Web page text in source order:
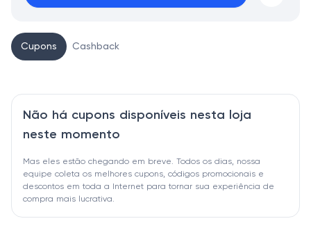
Cupons Cashback
Não há cupons disponíveis nesta loja
neste momento
Mas eles estão chegando em breve. Todos os dias, nossa
equipe coleta os melhores cupons, códigos promocionais e
descontos em toda a Internet para tornar sua experiência de
compra mais lucrativa.